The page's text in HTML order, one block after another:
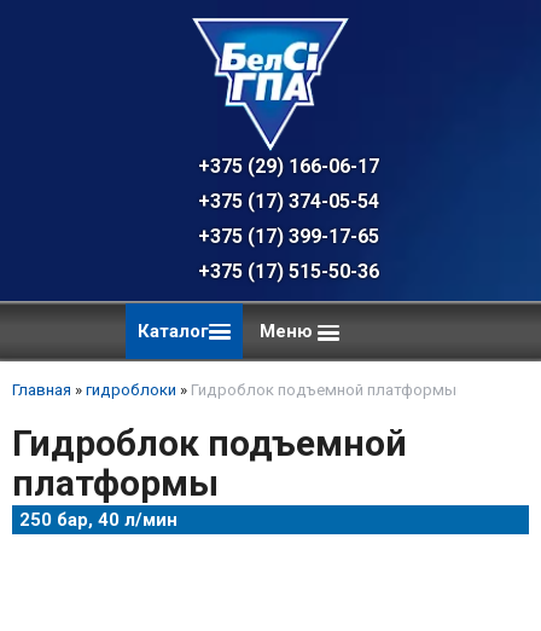
+375 (29) 166-06-17 - техническая
+375 (17) 374-05-54 - общий отдел,
+375 (17) 399-17-65
+375 (17) 515-50-36
Каталог Меню
Главная » гидроблоки » Гидроблок подъемной платформы
Гидроблок подъемной
платформы
250 бар, 40 л/мин